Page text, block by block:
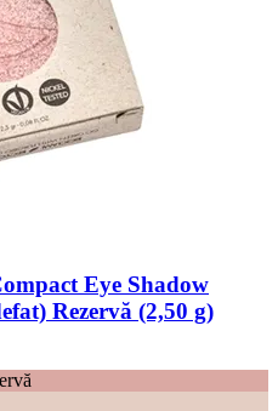
Eye Shadow
Rezervă (2,50 g)